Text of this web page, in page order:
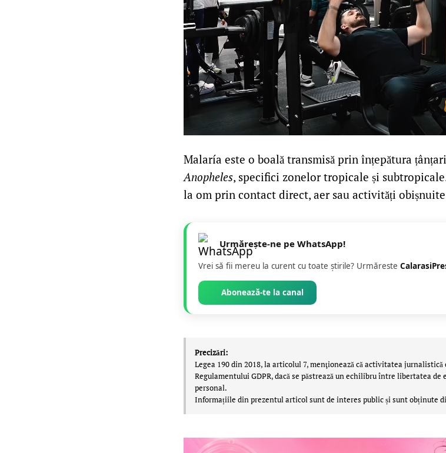
Malaría este o boală transmisă prin înțepătura
Anopheles, specifici zonelor tropicale și
la om prin contact direct, aer sau activități
Urmărește-ne pe WhatsApp!
Vrei să fii mereu la curent cu toate știrile? Urmăreste
Abonează-te la canal
Precizări:
Legea 190 din 2018, la articolul 7, menţionează că activitatea
Regulamentului GDPR, dacă se păstrează un echilibru între libertatea
personal.
Informațiile din prezentul articol sunt de interes public și sunt obținute